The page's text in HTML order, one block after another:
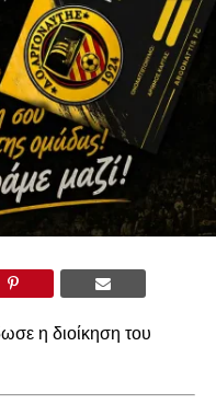
η διοίκηση του